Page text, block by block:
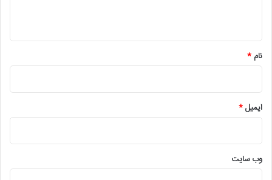
نام *
ایمیل*
وب‌ سایت